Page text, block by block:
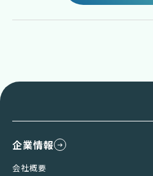
企業情報
会社概要